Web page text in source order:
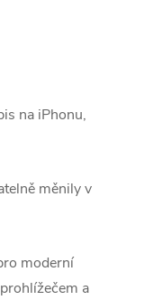
na iPhonu,
měnily v
moderní
a